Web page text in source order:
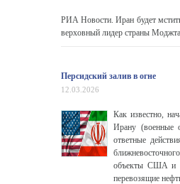
РИА Новости. Иран будет
верховный лидер страны
Персидский залив в огне
12.03.2026
Как известно,
Ирану (военные
ответные
объекты США и
перевозящие